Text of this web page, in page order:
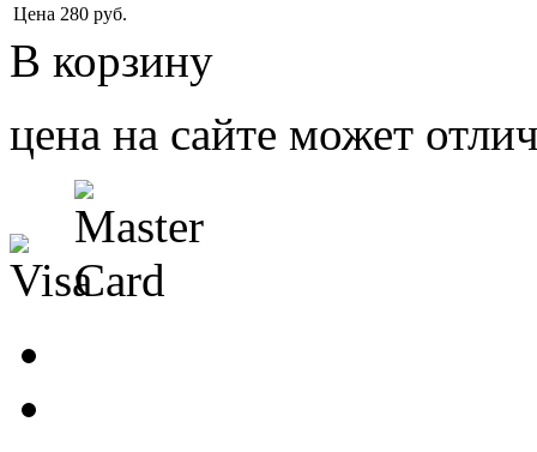
Цена 280 руб.
В корзину
цена на сайте может